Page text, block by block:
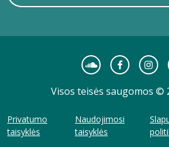
Visos teisės saugomos ©
Privatumo
taisyklės
Naudojimosi
taisyklės